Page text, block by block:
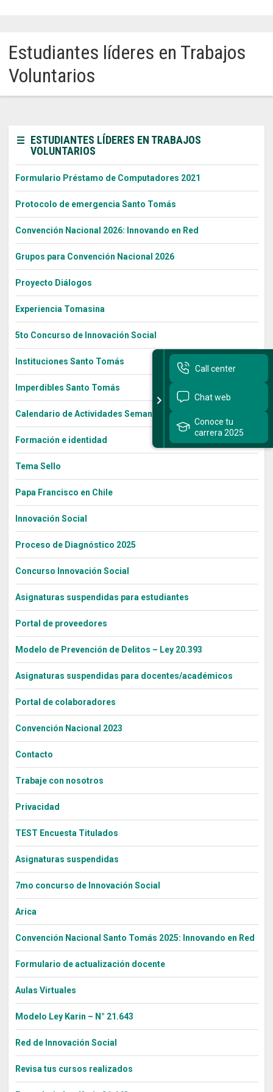
English Version
我们是谁
Alumnos
Admisión
Chat
Estudiantes líderes en Trabajos
Voluntarios
ESTUDIANTES LÍDERES EN TRABAJOS
VOLUNTARIOS
Formulario Préstamo de Computadores 2021
Protocolo de emergencia Santo Tomás
Convención Nacional 2026: Innovando en Red
Grupos para Convención Nacional 2026
Proyecto Diálogos
Experiencia Tomasina
5to Concurso de Innovación Social
Instituciones Santo Tomás
Imperdibles Santo Tomás
Calendario de Actividades Semana Bienestar 2022
Formación e identidad
Tema Sello
Papa Francisco en Chile
Innovación Social
Proceso de Diagnóstico 2025
Concurso Innovación Social
Asignaturas suspendidas para estudiantes
Portal de proveedores
Modelo de Prevención de Delitos – Ley 20.393
Asignaturas suspendidas para docentes/académicos
Portal de colaboradores
Convención Nacional 2023
Contacto
Trabaje con nosotros
Privacidad
TEST Encuesta Titulados
Asignaturas suspendidas
7mo concurso de Innovación Social
Arica
Convención Nacional Santo Tomás 2025: Innovando en Red
Formulario de actualización docente
Aulas Virtuales
Modelo Ley Karin – N° 21.643
Red de Innovación Social
Revisa tus cursos realizados
Call center
Chat web
Conoce tu
carrera 2025